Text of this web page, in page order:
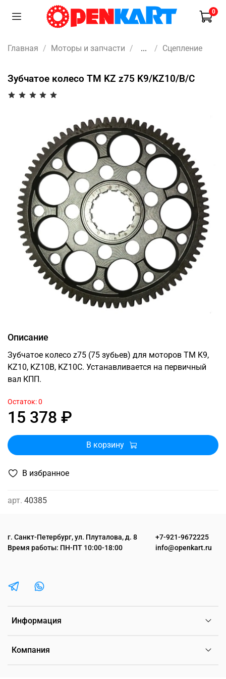
0
Главная Моторы и запчасти ... Сцепление
Зубчатое колесо TM KZ z75 K9/KZ10/B/C
В избранное
арт. 40385
Описание
Зубчатое колесо z75 (75 зубьев) для моторов TM K9,
KZ10, KZ10B, KZ10C. Устанавливается на первичный
вал КПП.
15 378 ₽
Остаток: 0
В корзину
Информация
Компания
г. Санкт-Петербург, ул. Плуталова, д. 8
Время работы: ПН-ПТ 10:00-18:00
+7-921-9672225
info@openkart.ru